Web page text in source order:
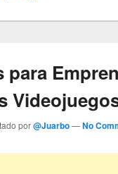
por@Juarbo—No